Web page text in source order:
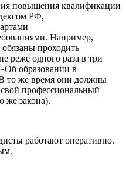
повышения квалификации
РФ,
Например,
проходить
реже одного раза в три
образовании в
то же время они должны
профессиональный
же закона).
работают оперативно.